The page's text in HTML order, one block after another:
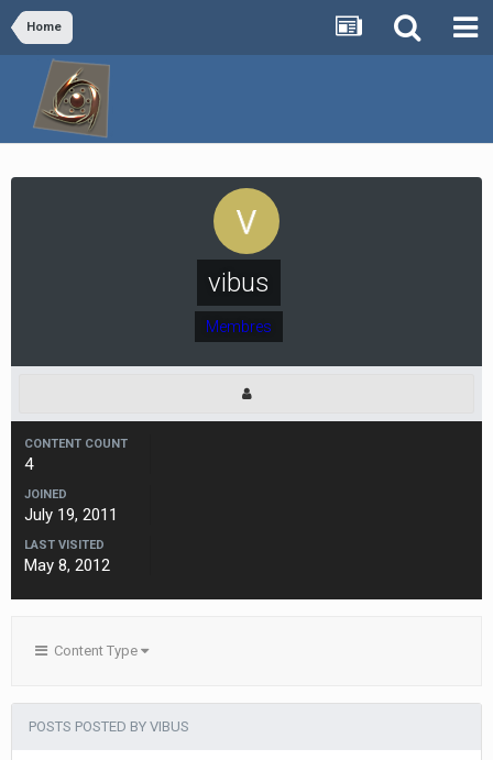
Home
vibus
Membres
CONTENT COUNT
4
JOINED
July 19, 2011
LAST VISITED
May 8, 2012
Content Type
POSTS POSTED BY VIBUS